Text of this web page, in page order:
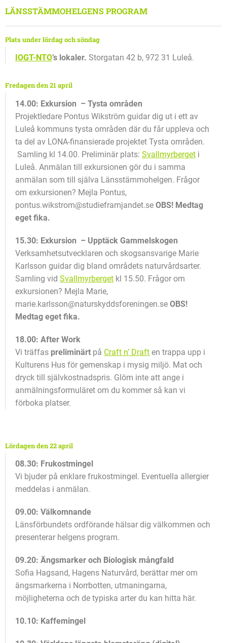
LÄNSSTÄMMOHELGENS PROGRAM
Plats under lördag och söndag
IOGT-NTO’s lokaler. Storgatan 42 b, 972 31 Luleå.
Fredagen den 21 april
14.00: Exkursion – Tysta områden
Projektledare Pontus Wikström guidar dig ut i ett av
Luleå kommuns tysta områden där du får uppleva och
ta del av LONA-finansierade projektet Tysta områden.
Samling kl 14.00. Preliminär plats: Svallmyrberget i
Luleå. Anmälan till exkursionen gör du i samma
anmälan som till själva Länsstämmohelgen. Frågor
om exkursionen? Mejla Pontus,
pontus.wikstrom@studieframjandet.se OBS! Medtag
eget fika.
15.30: Exkursion – Upptäck Gammelskogen
Verksamhetsutvecklaren och skogsansvarige Marie
Karlsson guidar dig bland områdets naturvårdsarter.
Samling vid Svallmyrberget kl 15.50. Frågor om
exkursionen? Mejla Marie,
marie.karlsson@naturskyddsforeningen.se OBS!
Medtag eget fika.
18.00: After Work
Vi träffas preliminärt på Craft n’ Draft en trappa upp i
Kulturens Hus för gemenskap i mysig miljö. Mat och
dryck till självkostnadspris. Glöm inte att ange i
anmälningsformuläret om du kommer så kan vi
förboka platser.
Lördagen den 22 april
08.30: Frukostmingel
Vi bjuder på enklare frukostmingel. Eventuella allergier
meddelas i anmälan.
09.00: Välkomnande
Länsförbundets ordförande hälsar dig välkommen och
presenterar helgens program.
09.20: Ängsmarker och Biologisk mångfald
Sofia Hagsand, Hagens Naturvård, berättar mer om
ängsmarkerna i Norrbotten, utmaningarna,
möjligheterna och de typiska arter du kan hitta här.
10.10: Kaffemingel